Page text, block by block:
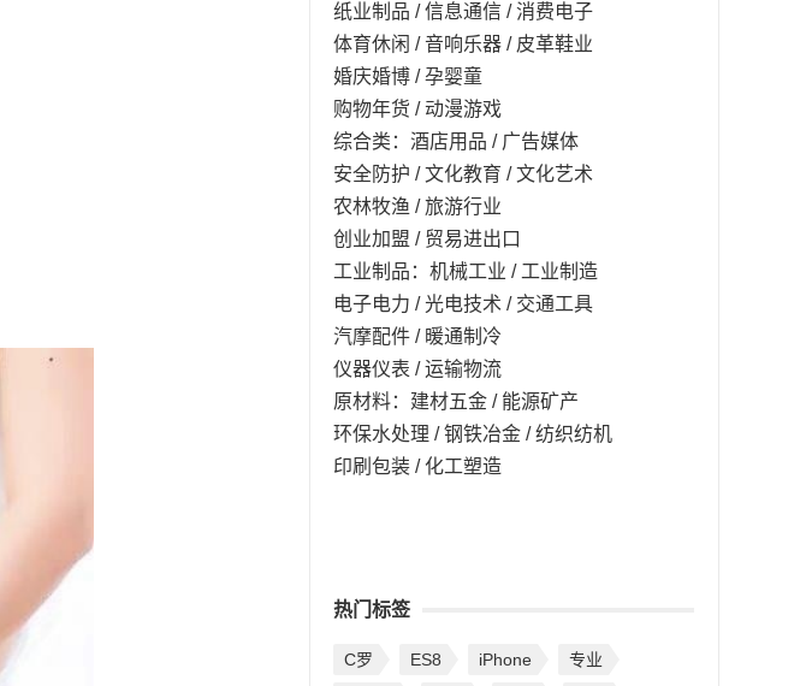
纸业制品 / 信息通信 / 消费电子
体育休闲 / 音响乐器 / 皮革鞋业
婚庆婚博 / 孕婴童
购物年货 / 动漫游戏
综合类：酒店用品 / 广告媒体
安全防护 / 文化教育 / 文化艺术
农林牧渔 / 旅游行业
创业加盟 / 贸易进出口
工业制品：机械工业 / 工业制造
电子电力 / 光电技术 / 交通工具
汽摩配件 / 暖通制冷
仪器仪表 / 运输物流
原材料：建材五金 / 能源矿产
环保水处理 / 钢铁冶金 / 纺织纺机
印刷包装 / 化工塑造
热门标签
C罗 ES8 iPhone
专业